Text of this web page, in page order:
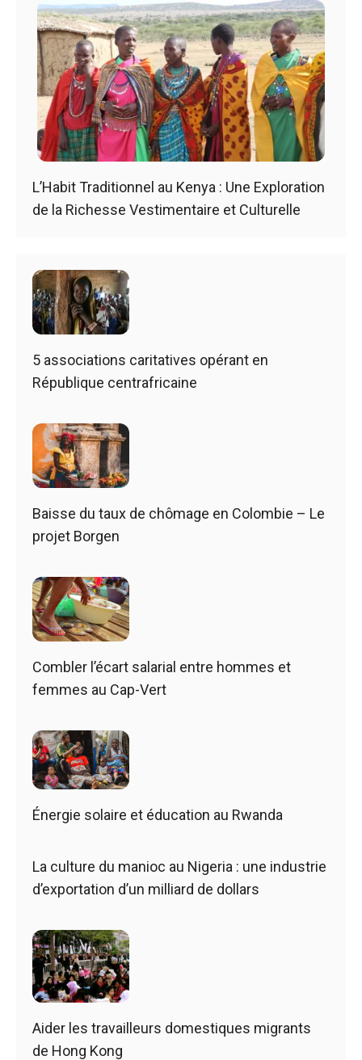
L’Habit Traditionnel au Kenya : Une Exploration
de la Richesse Vestimentaire et Culturelle
5 associations caritatives opérant en
République centrafricaine
Baisse du taux de chômage en Colombie – Le
projet Borgen
Combler l’écart salarial entre hommes et
femmes au Cap-Vert
Énergie solaire et éducation au Rwanda
La culture du manioc au Nigeria : une industrie
d’exportation d’un milliard de dollars
Aider les travailleurs domestiques migrants
de Hong Kong